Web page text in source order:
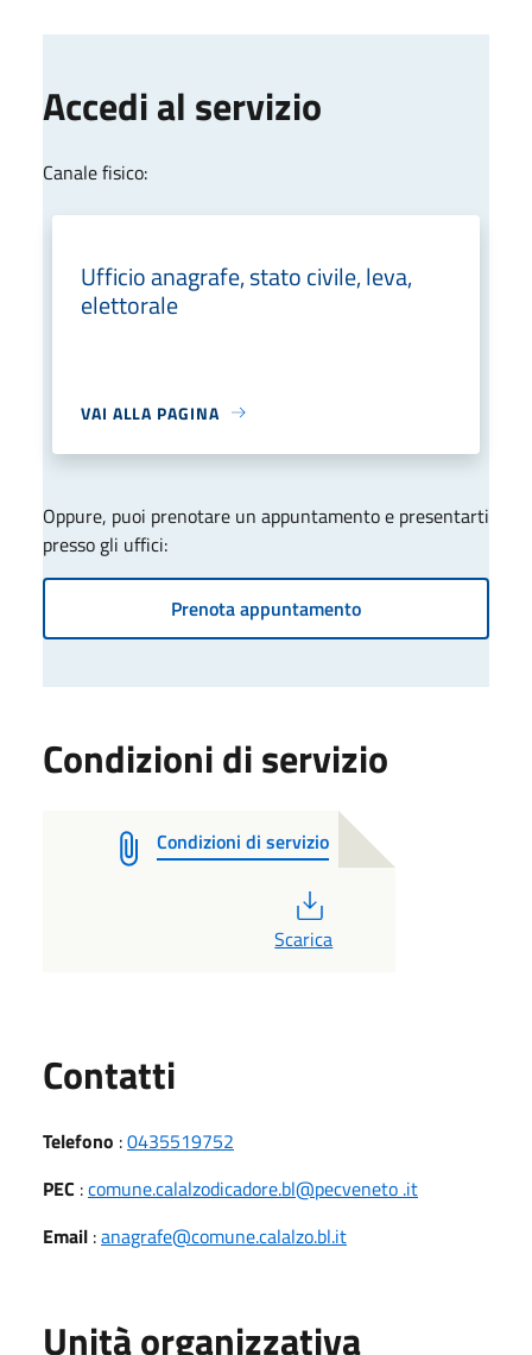
Accedi al servizio
Canale fisico:
Ufficio anagrafe, stato civile, leva,
elettorale
VAI ALLA PAGINA
Oppure, puoi prenotare un appuntamento e presentarti
presso gli uffici:
Prenota appuntamento
Condizioni di servizio
Condizioni di servizio
Scarica
Contatti
Telefono :0435519752
PEC :comune.calalzodicadore.bl@pecveneto .it
Email :anagrafe@comune.calalzo.bl.it
Unità organizzativa